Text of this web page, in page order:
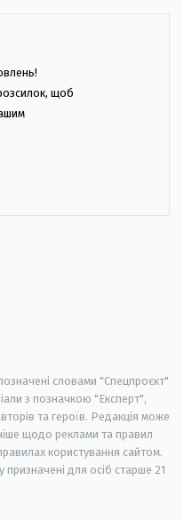
щоб
словами "Спецпроєкт"
з позначкою "Експерт",
та героїв. Редакція може
щодо реклами та правил
користування сайтом.
призначені для осіб старше 21